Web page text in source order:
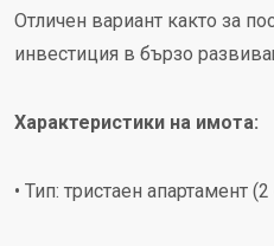
Отличен вариант както за
инвестиция в бързо
Характеристики на имота:
• Тип: тристаен апартамент